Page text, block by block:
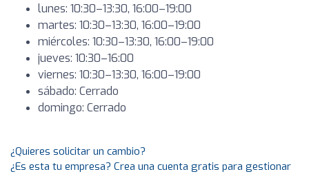
lunes: 10:30–13:30, 16:00–19:00
martes: 10:30–13:30, 16:00–19:00
miércoles: 10:30–13:30, 16:00–19:00
jueves: 10:30–16:00
viernes: 10:30–13:30, 16:00–19:00
sábado: Cerrado
domingo: Cerrado
¿Quieres solicitar un cambio?
¿Es esta tu empresa? Crea una cuenta gratis para gestionar